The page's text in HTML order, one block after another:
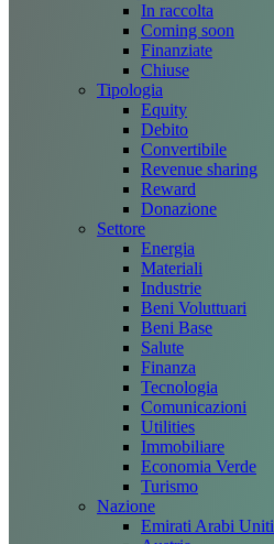
In raccolta
Coming soon
Finanziate
Chiuse
Tipologia
Equity
Debito
Convertibile
Revenue sharing
Reward
Donazione
Settore
Energia
Materiali
Industrie
Beni Voluttuari
Beni Base
Salute
Finanza
Tecnologia
Comunicazioni
Utilities
Immobiliare
Economia Verde
Turismo
Nazione
Emirati Arabi Uniti